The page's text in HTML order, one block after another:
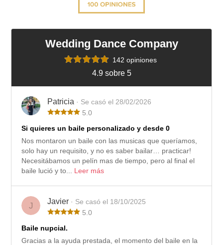
Wedding Dance Company
142 opiniones
4.9 sobre 5
Patricia · Se casó el 28/02/2026
5.0
Si quieres un baile personalizado y desde 0
Nos montaron un baile con las musicas que queríamos,
solo hay un requisito, y no es saber bailar… practicar!
Necesitábamos un pelín mas de tiempo, pero al final el
baile lució y to... Leer más
J Javier · Se casó el 18/10/2025
5.0
Baile nupcial.
Gracias a la ayuda prestada, el momento del baile en la